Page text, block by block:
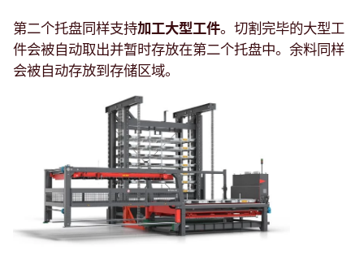
第二个托盘同样支持加工大型工件。切割完毕的大型工
件会被自动取出并暂时存放在第二个托盘中。余料同样
会被自动存放到存储区域。